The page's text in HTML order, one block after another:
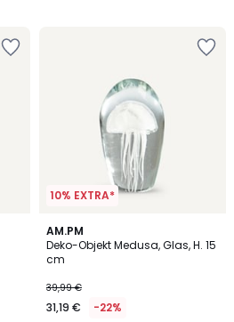
10% EXTRA*
AM.PM
Deko-Objekt Medusa, Glas, H. 15
cm
39,99 €
31,19 € -22%
4,6
/ 5